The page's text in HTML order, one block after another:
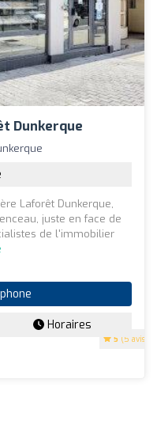
Dunkerque
5 (5 avis)
Laforêt Dunkerque,
juste en face de
de l'immobilier
Horaires